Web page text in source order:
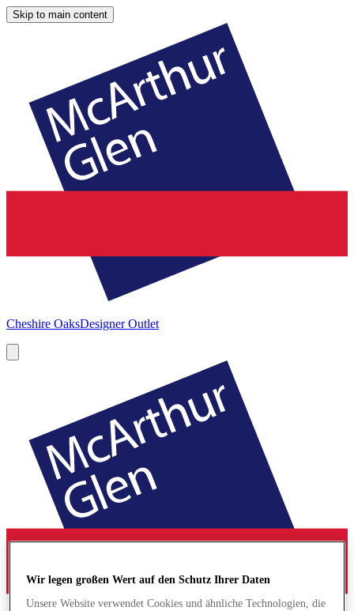
Skip to main content
Cheshire OaksDesigner Outlet
Wir legen großen Wert auf den Schutz Ihrer Daten
Unsere Website verwendet Cookies und ähnliche Technologien, die